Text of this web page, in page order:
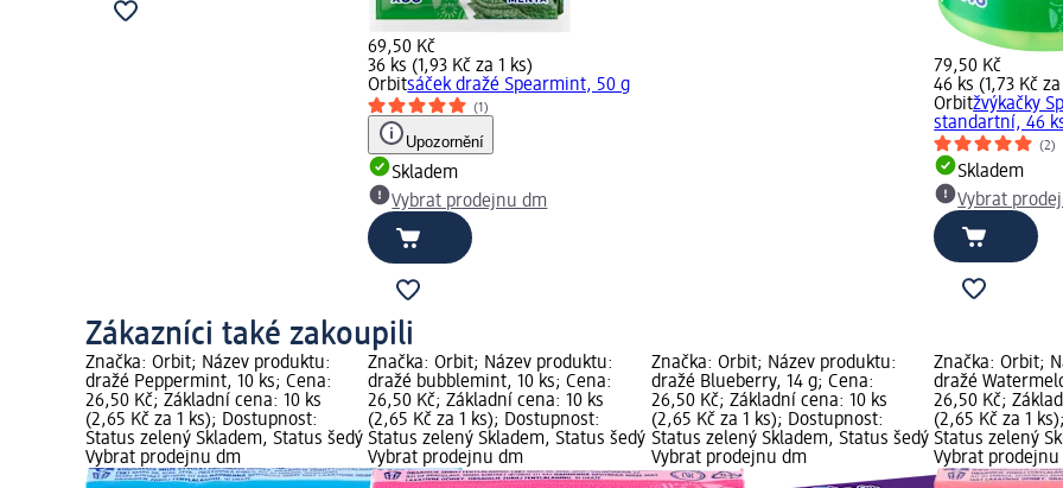
69,50 Kč
36 ks (1,93 Kč za 1 ks)
Orbitsáček dražé Spearmint, 50 g
(1)
Upozornění
Skladem
Vybrat prodejnu dm
79,50 Kč
46 ks (1,73 Kč za
Orbitžvýkačky
standartní, 46
(2)
Skladem
Vybrat
Zákazníci také zakoupili
Značka: Orbit; Název produktu:
dražé Peppermint, 10 ks; Cena:
26,50 Kč; Základní cena: 10 ks
(2,65 Kč za 1 ks); Dostupnost:
Status zelený Skladem, Status šedý
Vybrat prodejnu dm
Značka: Orbit; Název produktu:
dražé bubblemint, 10 ks; Cena:
26,50 Kč; Základní cena: 10 ks
(2,65 Kč za 1 ks); Dostupnost:
Status zelený Skladem, Status šedý
Vybrat prodejnu dm
Značka: Orbit; Název produktu:
dražé Blueberry, 14 g; Cena:
26,50 Kč; Základní cena: 10 ks
(2,65 Kč za 1 ks); Dostupnost:
Status zelený Skladem, Status šedý
Vybrat prodejnu dm
Značka: Orbit;
dražé
26,50 Kč;
(2,65 Kč za 1
Status zelený
Vybrat prodejnu